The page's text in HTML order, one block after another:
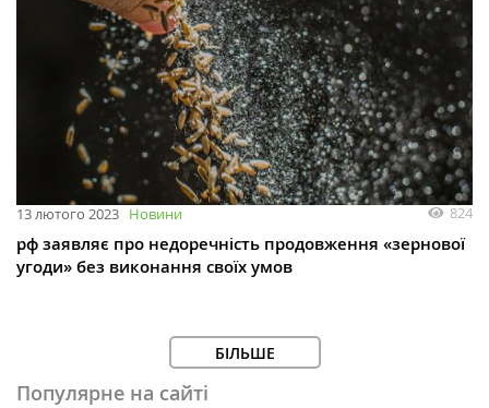
13 лютого 2023 Новини 824
рф заявляє про недоречність ‎продовження «‎зернової
угоди» без виконання своїх умов‎
БІЛЬШЕ
Популярне на сайті